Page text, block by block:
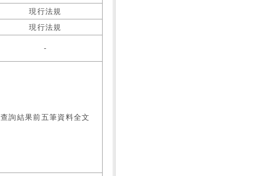
現行法規
現行法規
-
查詢結果前五筆資料全文